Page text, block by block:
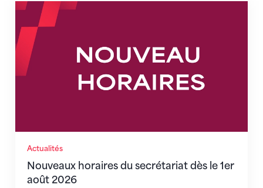
Actualités
Nouveaux horaires du secrétariat dès le 1er
août 2026
Nouveaux horaires du secrétariat dès le 1er août